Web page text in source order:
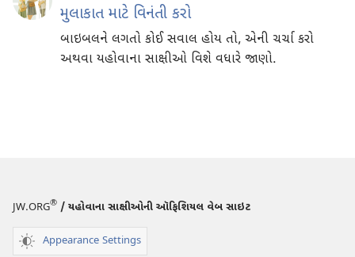
મુલાકાત માટે વિનંતી કરો
બાઇબલને લગતો કોઈ સવાલ હોય તો, એની ચર્ચા કરો
અથવા યહોવાના સાક્ષીઓ વિશે વધારે જાણો.
JW.ORG® / યહોવાના સાક્ષીઓની ઑફિશિયલ વેબ સાઇટ
Appearance Settings